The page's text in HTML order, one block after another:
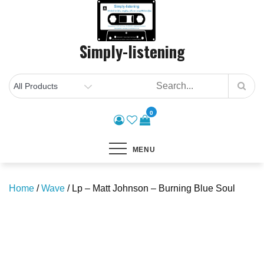
Simply-listening
0
MENU
Home /Wave / Lp – Matt Johnson – Burning Blue Soul